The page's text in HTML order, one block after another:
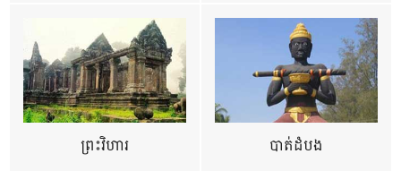
ព្រះវិហារ បាត់ដំបង